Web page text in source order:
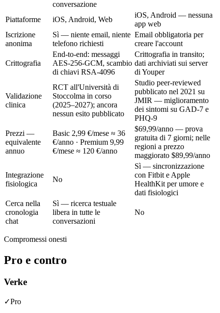
conversazione
Piattaforme
iOS, Android, Web
iOS, Android — nessuna
app web
Iscrizione
anonima
Sì — niente email, niente
telefono richiesti
Email obbligatoria per
creare l'account
Crittografia
End-to-end: messaggi
AES-256-GCM, scambio
di chiavi RSA-4096
Crittografia in transito;
dati archiviati sui server
di Youper
Validazione
clinica
RCT all'Università di
Stoccolma in corso
(2025–2027); ancora
nessun esito pubblicato
Studio peer-reviewed
pubblicato nel 2021 su
JMIR — miglioramento
dei sintomi su GAD-7 e
PHQ-9
Prezzi —
equivalente
annuo
Basic 2,99 €/mese ≈ 36
€/anno · Premium 9,99
€/mese ≈ 120 €/anno
$69,99/anno — prova
gratuita di 7 giorni; nelle
regioni a prezzo
maggiorato $89,99/anno
Integrazione
fisiologica
No
Sì — sincronizzazione
con Fitbit e Apple
HealthKit per umore e
dati fisiologici
Cerca nella
cronologia
chat
Sì — ricerca testuale
libera in tutte le
conversazioni
No
Compromessi onesti
Pro e contro
Verke
✓Pro